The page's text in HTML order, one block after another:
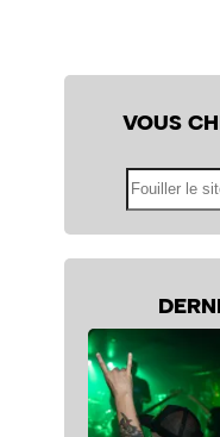
VOUS